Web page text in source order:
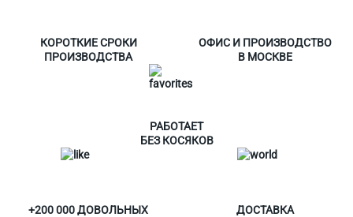
КОРОТКИЕ СРОКИ
ПРОИЗВОДСТВА
ОФИС И ПРОИЗВОДСТВО
В МОСКВЕ
РАБОТАЕТ
БЕЗ КОСЯКОВ
+200 000 ДОВОЛЬНЫХ
ДОСТАВКА